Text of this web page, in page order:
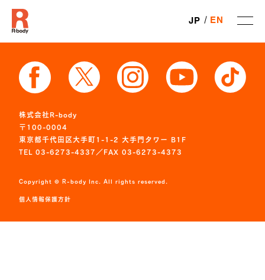
JP EN
株式会社R-body
〒100-0004
東京都千代田区大手町1-1-2 大手門タワー B1F
TEL 03-6273-4337／FAX 03-6273-4373
Copyright © R-body Inc. All rights reserved.
個人情報保護方針